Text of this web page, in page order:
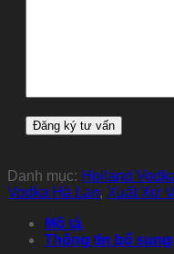
Danh mục: Holland
Vodka Hà Lan, Xuất Xứ
Mô tả
Thông tin bổ sung